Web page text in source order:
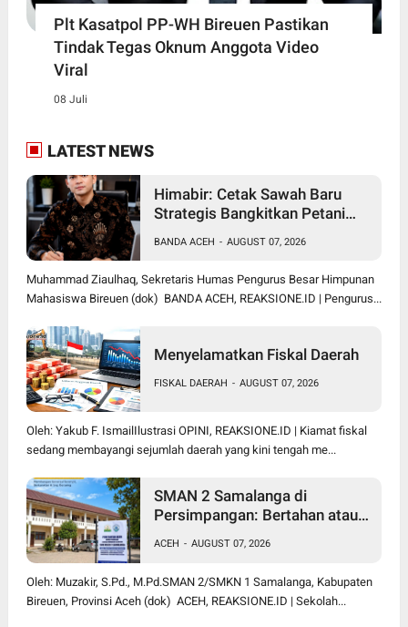
Plt Kasatpol PP-WH Bireuen Pastikan
Tindak Tegas Oknum Anggota Video
Viral
08 Juli
LATEST NEWS
Himabir: Cetak Sawah Baru
Strategis Bangkitkan Petani
BANDA ACEH - AUGUST 07, 2026
Muhammad Ziaulhaq, Sekretaris Humas Pengurus Besar Himpunan
Mahasiswa Bireuen (dok) BANDA ACEH, REAKSIONE.ID | Pengurus...
Menyelamatkan Fiskal Daerah
FISKAL DAERAH - AUGUST 07, 2026
Oleh: Yakub F. IsmailIlustrasi OPINI, REAKSIONE.ID | Kiamat fiskal
sedang membayangi sejumlah daerah yang kini tengah me...
SMAN 2 Samalanga di
Persimpangan: Bertahan atau
ACEH - AUGUST 07, 2026
Oleh: Muzakir, S.Pd., M.Pd.SMAN 2/SMKN 1 Samalanga, Kabupaten
Bireuen, Provinsi Aceh (dok) ACEH, REAKSIONE.ID | Sekolah...